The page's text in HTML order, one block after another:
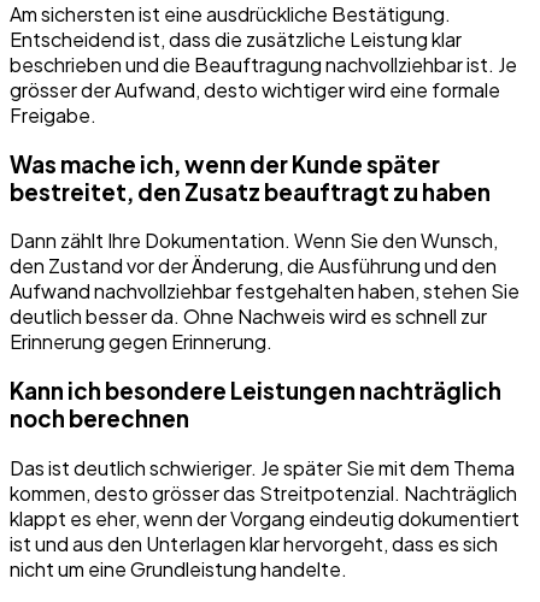
Am sichersten ist eine ausdrückliche Bestätigung.
Entscheidend ist, dass die zusätzliche Leistung klar
beschrieben und die Beauftragung nachvollziehbar ist. Je
grösser der Aufwand, desto wichtiger wird eine formale
Freigabe.
Was mache ich, wenn der Kunde später
bestreitet, den Zusatz beauftragt zu haben
Dann zählt Ihre Dokumentation. Wenn Sie den Wunsch,
den Zustand vor der Änderung, die Ausführung und den
Aufwand nachvollziehbar festgehalten haben, stehen Sie
deutlich besser da. Ohne Nachweis wird es schnell zur
Erinnerung gegen Erinnerung.
Kann ich besondere Leistungen nachträglich
noch berechnen
Das ist deutlich schwieriger. Je später Sie mit dem Thema
kommen, desto grösser das Streitpotenzial. Nachträglich
klappt es eher, wenn der Vorgang eindeutig dokumentiert
ist und aus den Unterlagen klar hervorgeht, dass es sich
nicht um eine Grundleistung handelte.